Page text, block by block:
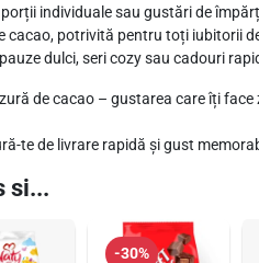
individuale sau gustări de
cacao, potrivită pentru toți iubitorii
dulci, seri cozy sau cadouri
de cacao – gustarea care îți face
te de livrare rapidă și gust
si...
-30%